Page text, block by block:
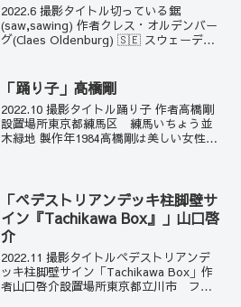
2022.6 撮影タイトル切っている鋸
(saw,sawing) 作者クレス・オルデンバー
グ(Claes Oldenburg) 🇸🇪 スウェーデン
展示場 製作年199...
「踊り子」高橋剛
2022.10 撮影タイトル踊り子 作者高橋剛
設置場所東京都練馬区 練馬いちょう並
木緑地 製作年1984高橋剛は美しい女性像
「ペデストリアンデッキ柱脚壁サ
イン『Tachikawa Box』」山口啓
介
2022.11 撮影タイトルペデストリアンデ
ッキ柱脚壁サイン「Tachikawa Box」作
者山口啓介設置場所東京都立川市 ファ